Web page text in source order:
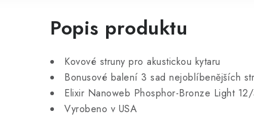
Popis produktu
Kovové struny pro akustickou kytaru
Bonusové balení 3 sad nejoblíbenějších
Elixir Nanoweb Phosphor-Bronze Light
Vyrobeno v USA